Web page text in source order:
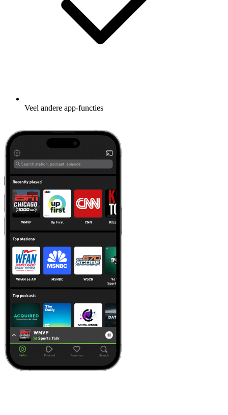
Veel andere app-functies